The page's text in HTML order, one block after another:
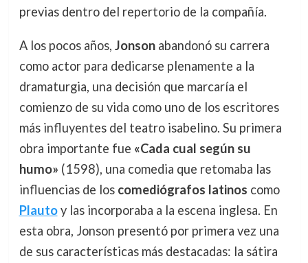
previas dentro del repertorio de la compañía.
A los pocos años, Jonsonabandonó su carrera
como actor para dedicarse plenamente a la
dramaturgia, una decisión que marcaría el
comienzo de su vida como uno de los escritores
más influyentes del teatro isabelino. Su primera
obra importante fue «Cada cual según su
humo» (1598), una comedia que retomaba las
influencias de los comediógrafos latinos como
Plautoy las incorporaba a la escena inglesa. En
esta obra, Jonson presentó por primera vez una
de sus características más destacadas: la sátira